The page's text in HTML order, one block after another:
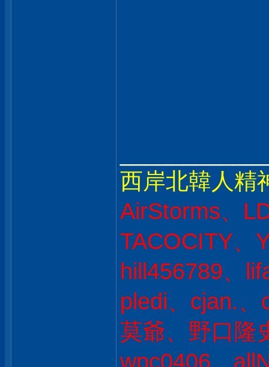
西岸北韓人精
AirStorms、
TACOCITY、
hill456789、
pledi、cjan.
莫爺、野口隆
wpc0406、